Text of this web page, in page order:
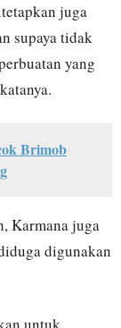
juga
supaya tidak
yang
Brimob
Karmana juga
digunakan